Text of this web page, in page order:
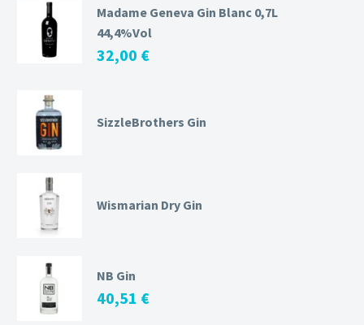
Madame Geneva Gin Blanc 0,7L
44,4%Vol
32,00 €
SizzleBrothers Gin
Wismarian Dry Gin
NB Gin
40,51 €